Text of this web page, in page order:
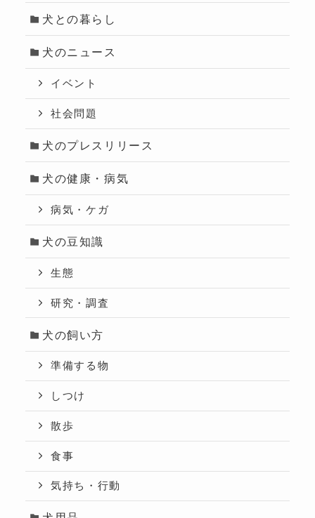
犬との暮らし
犬のニュース
イベント
社会問題
犬のプレスリリース
犬の健康・病気
病気・ケガ
犬の豆知識
生態
研究・調査
犬の飼い方
準備する物
しつけ
散歩
食事
気持ち・行動